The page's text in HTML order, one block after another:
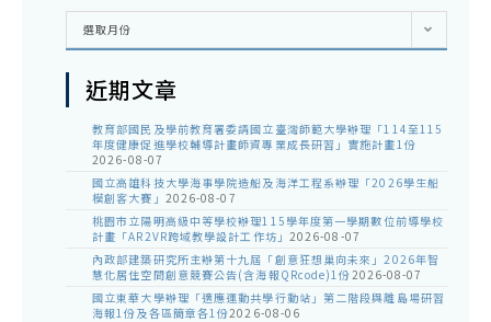
彙
選取月份
近期文章
教育部國民及學前教育署委請國立臺灣師範大學辦理「114至115
年度健康促進學校輔導計畫師資專業成長研習」實施計畫1份
2026-08-07
國立高雄科技大學海事學院造船及海洋工程系辦理「2026學生船
模創客大賽」 2026-08-07
桃園市立陽明高級中等學校辦理115學年度第一學期數位前導學校
計畫「AR2VR跨域教學設計工作坊」 2026-08-07
內政部建築研究所主辦第十九屆「創意狂想巢向未來」2026年智
慧化居住空間創意競賽公告(含海報QRcode)1份2026-08-07
國立東華大學辦理「適應運動共學行動站」第二階段與離島場研習
海報1份及各區簡章各1份2026-08-06